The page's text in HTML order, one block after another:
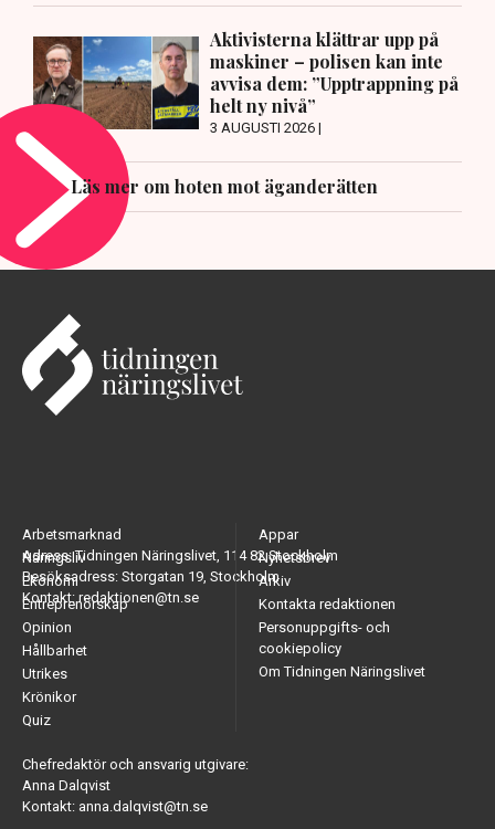
Aktivisterna klättrar upp på
maskiner – polisen kan inte
avvisa dem: ”Upptrappning på
helt ny nivå”
3 AUGUSTI 2026 |
Läs mer om hoten mot äganderätten
Adress: Tidningen Näringslivet, 114 82 Stockholm
Besöksadress: Storgatan 19, Stockholm
Kontakt: redaktionen@tn.se
Arbetsmarknad
Näringsliv
Ekonomi
Entreprenörskap
Opinion
Hållbarhet
Utrikes
Krönikor
Quiz
Appar
Nyhetsbrev
Arkiv
Kontakta redaktionen
Personuppgifts- och
cookiepolicy
Om Tidningen Näringslivet
Chefredaktör och ansvarig utgivare:
Anna Dalqvist
Kontakt: anna.dalqvist@tn.se